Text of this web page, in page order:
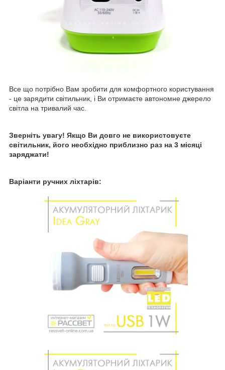
Все що потрібно Вам зробити для комфортного користування
- це зарядити світильник, і Ви отримаєте автономне джерело
світла на тривалий час.
Зверніть увагу! Якщо Ви довго не використовуєте
світильник, його необхідно приблизно раз на 3 місяці
заряджати!
Варіанти ручних ліхтарів: